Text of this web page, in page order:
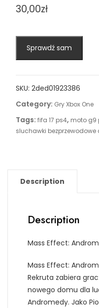
30,00zł
Sprawdź sam
SKU: 2ded01923386
Category: Gry Xbox One
Tags: fifa 17 ps4, moto g9
sluchawki bezprzewodowe
Description
Description
Mass Effect:
Mass Effect:
Rekruta zabiera
nowego domu dla
Andromedy. Jako